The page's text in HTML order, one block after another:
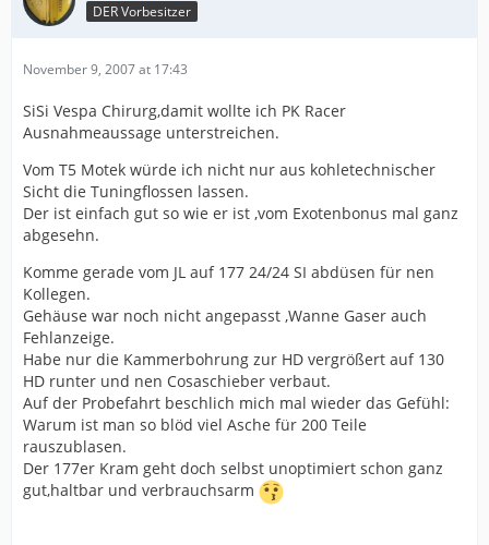
DER Vorbesitzer
November 9, 2007 at 17:43
SiSi Vespa Chirurg,damit wollte ich PK Racer
Ausnahmeaussage unterstreichen.
Vom T5 Motek würde ich nicht nur aus kohletechnischer
Sicht die Tuningflossen lassen.
Der ist einfach gut so wie er ist ,vom Exotenbonus mal ganz
abgesehn.
Komme gerade vom JL auf 177 24/24 SI abdüsen für nen
Kollegen.
Gehäuse war noch nicht angepasst ,Wanne Gaser auch
Fehlanzeige.
Habe nur die Kammerbohrung zur HD vergrößert auf 130
HD runter und nen Cosaschieber verbaut.
Auf der Probefahrt beschlich mich mal wieder das Gefühl:
Warum ist man so blöd viel Asche für 200 Teile
rauszublasen.
Der 177er Kram geht doch selbst unoptimiert schon ganz
gut,haltbar und verbrauchsarm